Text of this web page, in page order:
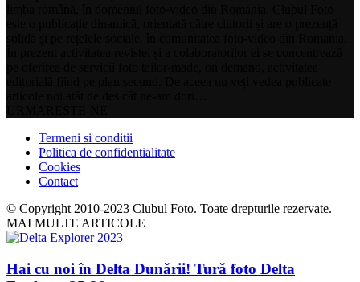
Termeni si conditii
Politica de confidentialitate
Cookies
Contact
© Copyright 2010-2023 Clubul Foto. Toate drepturile rezervate.
MAI MULTE ARTICOLE
Hai cu noi în Delta Dunării! Tură foto Delta